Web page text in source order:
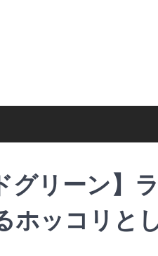
グリーン】
ホッコリと